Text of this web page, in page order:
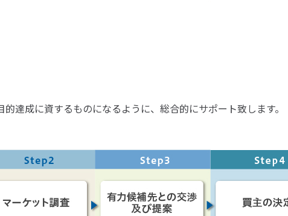
達成に資するものになるように、総合的にサポート致します。